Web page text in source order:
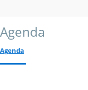
Agenda
Agenda